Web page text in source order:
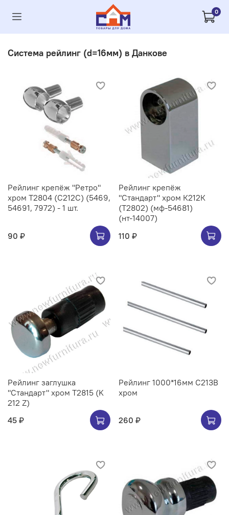
0
Система рейлинг (d=16мм) в Данкове
Рейлинг крепёж "Ретро"
хром Т2804 (С212C) (5469,
54691, 7972) - 1 шт.
90 ₽
Рейлинг крепёж
"Стандарт" хром К212К
(Т2802) (мф-54681)
(нт-14007)
110 ₽
Рейлинг заглушка
"Стандарт" хром Т2815 (K
212 Z)
45 ₽
Рейлинг 1000*16мм C213B
хром
260 ₽